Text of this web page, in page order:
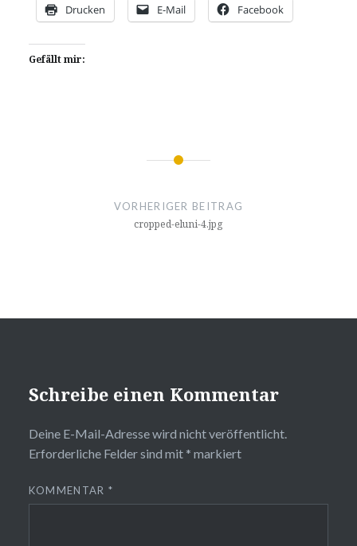
Drucken E-Mail Facebook
Gefällt mir:
Beitragsnavigation
VORHERIGER BEITRAG
cropped-eluni-4.jpg
Schreibe einen Kommentar
Deine E-Mail-Adresse wird nicht veröffentlicht.
Erforderliche Felder sind mit * markiert
KOMMENTAR *